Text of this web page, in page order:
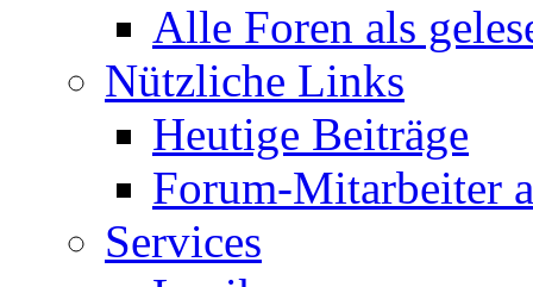
Alle Foren als
Nützliche Links
Heutige Beiträge
Forum-Mitarbeiter
Services